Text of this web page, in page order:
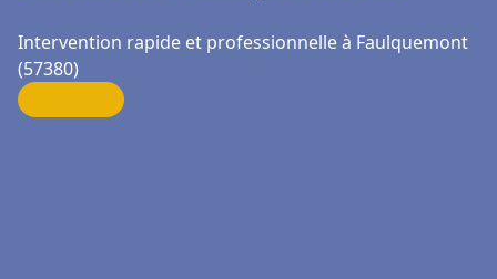
Intervention rapide et professionnelle à Faulquemont
(57380)